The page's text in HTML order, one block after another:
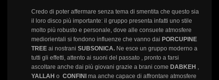
Credo di poter affermare senza tema di smentita che questo sia
il loro disco più importante: il gruppo presenta infatti uno stile
molto più robusto e personale, dove alle consuete atmosfere
mediorientali si fondono influenze che vanno dai PORCUPINE
TREE ai nostrani SUBSONICA. Ne esce un gruppo moderno a
tutti gli effetti, attento ai suoni del passato , pronto a farsi
ascoltare anche dai più giovani grazie a brani come DABKEH
YALLAH o CONFINI ma anche capace di affrontare atmosfere